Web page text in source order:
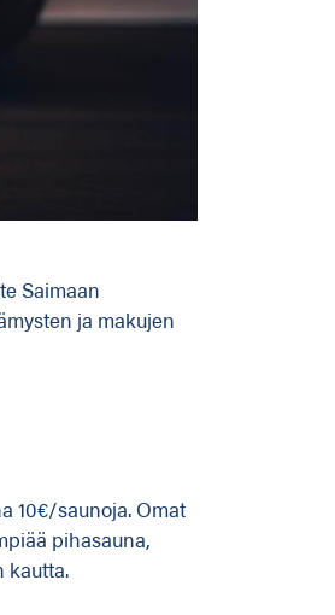
Saimaan
ja makujen
10€/saunoja. Omat
pihasauna,
kautta.